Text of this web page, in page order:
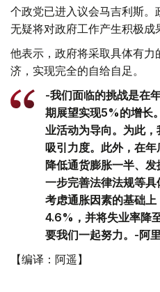
个政党已进入议会马吉利斯
无疑将对政府工作产生积极成
他表示，政府将采取具体有
济，实现完全的自给自足。
-我们面临的挑战是在
期展望实现5%的增长
业活动为导向。为此
吸引力度。此外，在
降低通货膨胀一半、
一步完善法律法规等
考虑通胀因素的基础
4.6%，并将失业率降
要我们一起努力。-阿里
【编译：阿遥】